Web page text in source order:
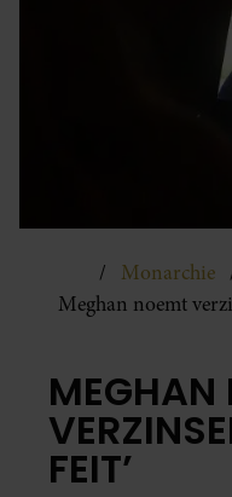
Monarchie
Meghan noemt
MEGHAN
FEIT’